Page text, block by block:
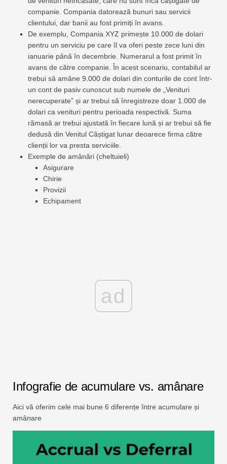
companie. Compania datorează bunuri sau servicii
clientului, dar banii au fost primiți în avans.
De exemplu, Compania XYZ primește 10.000 de dolari
pentru un serviciu pe care îl va oferi peste zece luni din
ianuarie până în decembrie. Numerarul a fost primit în
avans de către companie. În acest scenariu, contabilul ar
trebui să amâne 9.000 de dolari din conturile de cont într-
un cont de pasiv cunoscut sub numele de „Venituri
nerecuperate” și ar trebui să înregistreze doar 1.000 de
dolari ca venituri pentru perioada respectivă. Suma
rămasă ar trebui ajustată în fiecare lună și ar trebui să fie
dedusă din Venitul Câștigat lunar deoarece firma către
clienții lor va presta serviciile.
Exemple de amânări (cheltuieli)
Asigurare
Chirie
Provizii
Echipament
ad
Infografie de acumulare vs. amânare
Aici vă oferim cele mai bune 6 diferențe între acumulare și
amânare